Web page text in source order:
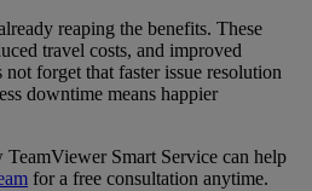
reaping the benefits. These
travel costs, and improved
forget that faster issue resolution
downtime means happier
Smart Service can help
for a free consultation anytime.